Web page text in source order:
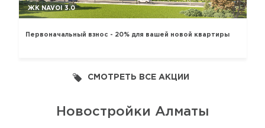
ЖК NAVOI 3.0
Первоначальный взнос - 20% для вашей новой квартиры
СМОТРЕТЬ ВСЕ АКЦИИ
Новостройки Алматы